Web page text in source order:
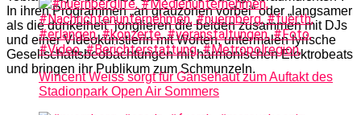
In ihren Programmen „an grauzonen vorbei“ oder „langsamer
als die dunkelheit“ jonglieren die beiden zusammen mit DJs
und einer Videokünstlerin mit Worten, untermalen lyrische
Gesellschaftsbeobachtungen mit harmonischen Elektrobeats
und bringen ihr Publikum zum Schmunzeln.
Wincent Weiss sorgt für Gänsehaut zum Auftakt des
Stadionpark Open Air Sommers